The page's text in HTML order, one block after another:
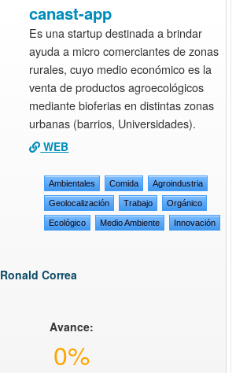
canast-app
Es una startup destinada a brindar
ayuda a micro comerciantes de zonas
rurales, cuyo medio económico es la
venta de productos agroecológicos
mediante bioferias en distintas zonas
urbanas (barrios, Universidades).
WEB
Ambientales Comida Agroindustria
Geolocalización Trabajo Orgánico
Ecológico Medio Ambiente Innovación
Ronald Correa
Avance:
0%